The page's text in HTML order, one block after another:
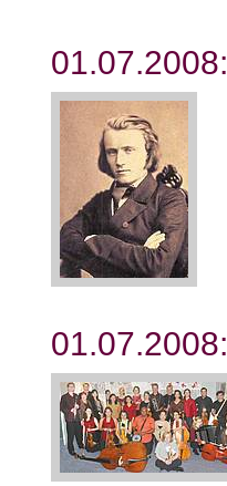
01.07.2008:
01.07.2008: